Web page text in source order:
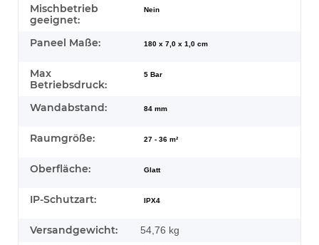
Mischbetrieb
geeignet:
Nein
Paneel Maße: 180 x 7,0 x 1,0 cm
Max
Betriebsdruck:
5 Bar
Wandabstand: 84 mm
Raumgröße: 27 - 36 m²
Oberfläche: Glatt
IP-Schutzart: IPX4
Versandgewicht: 54,76 kg